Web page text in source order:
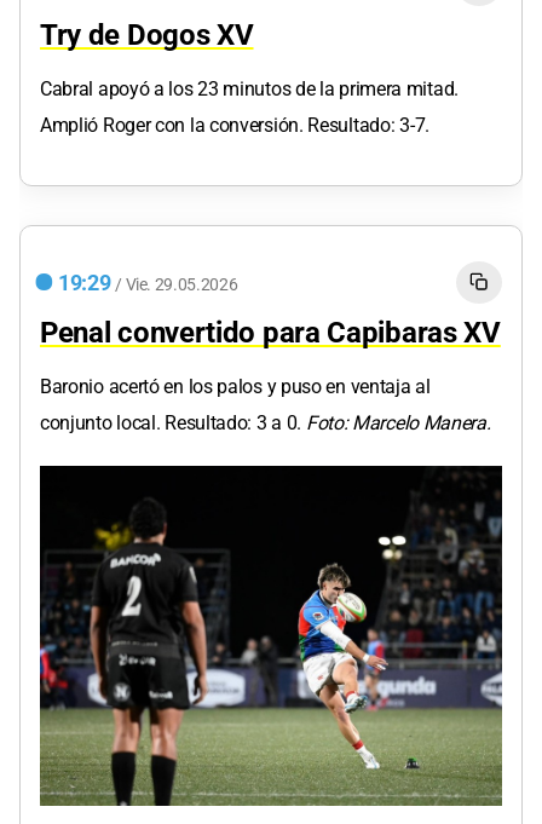
Try de Dogos XV
Cabral apoyó a los 23 minutos de la primera mitad.
Amplió Roger con la conversión. Resultado: 3-7.
19:29 / Vie. 29.05.2026
Penal convertido para Capibaras XV
Baronio acertó en los palos y puso en ventaja al
conjunto local. Resultado: 3 a 0. Foto: Marcelo Manera.